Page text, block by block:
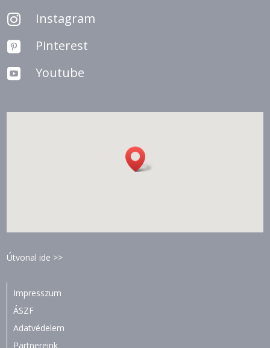
 Instagram
 Pinterest
 Youtube
Útvonal ide >>
Impresszum
ÁSZF
Adatvédelem
Partnereink